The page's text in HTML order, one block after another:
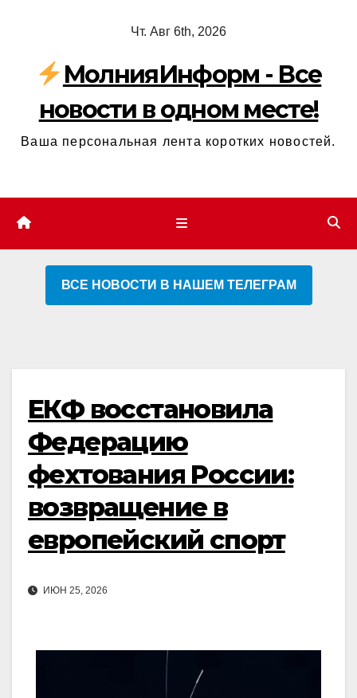
содержимому
Чт. Авг 6th, 2026
МолнияИнформ - Все
новости в одном месте!
Ваша персональная лента коротких новостей.
ВСЕ НОВОСТИ В НАШЕМ ТЕЛЕГРАМ
ЕКФ восстановила
Федерацию
фехтования России:
возвращение в
европейский спорт
ИЮН 25, 2026